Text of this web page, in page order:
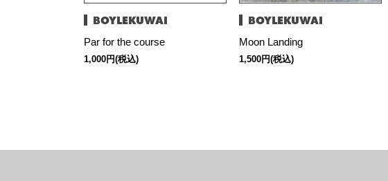
BOYLEKUWAI
Par for the course
1,000円(税込)
BOYLEKUWAI
Moon Landing
1,500円(税込)